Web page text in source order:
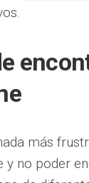
más
y no poder